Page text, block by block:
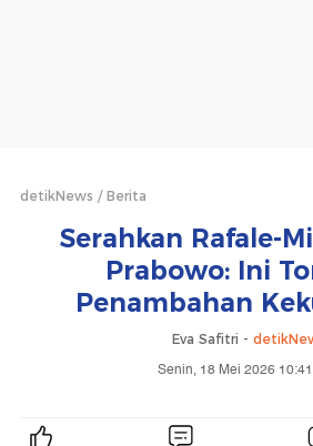
detikNews Berita
Serahkan Rafale-
Prabowo: Ini
Penambahan
Eva Safitri -
Senin, 18 Mei 2026